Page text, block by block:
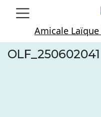
Skip
Amicale
OLF_250602041